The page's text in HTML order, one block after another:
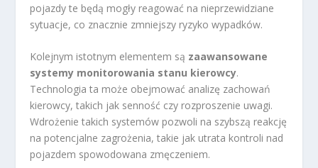
pojazdy te będą mogły reagować na nieprzewidziane
sytuacje, co znacznie zmniejszy ryzyko wypadków.
Kolejnym istotnym elementem są zaawansowane
systemy monitorowania stanu kierowcy.
Technologia ta może obejmować analizę zachowań
kierowcy, takich jak senność czy rozproszenie uwagi.
Wdrożenie takich systemów pozwoli na szybszą reakcję
na potencjalne zagrożenia, takie jak utrata kontroli nad
pojazdem spowodowana zmęczeniem.